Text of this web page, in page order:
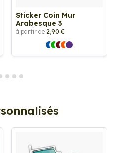
Sticker Coin Mur
Arabesque 3
à partir de 2,90 €